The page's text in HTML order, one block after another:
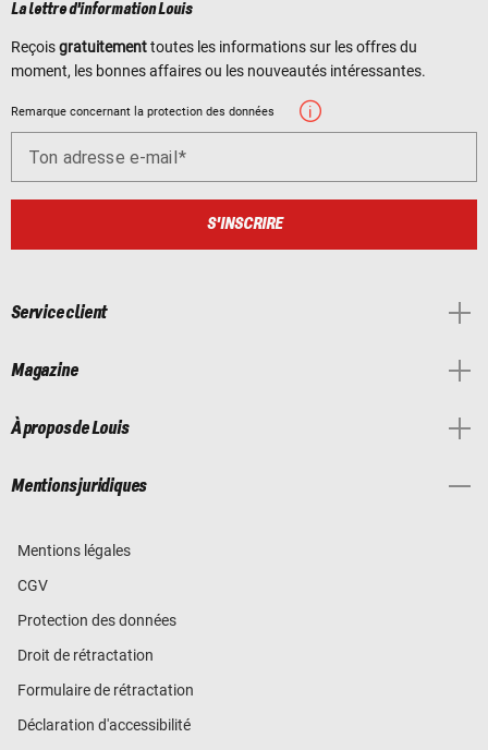
La lettre d'information Louis
Reçoisgratuitementtoutes les informations sur les offres du
moment, les bonnes affaires ou les nouveautés intéressantes.
Remarque concernant la protection des données
Ton adresse e-mail
S'INSCRIRE
Service client
Magazine
À propos de Louis
Mentions juridiques
Mentions légales
CGV
Protection des données
Droit de rétractation
Formulaire de rétractation
Déclaration d'accessibilité